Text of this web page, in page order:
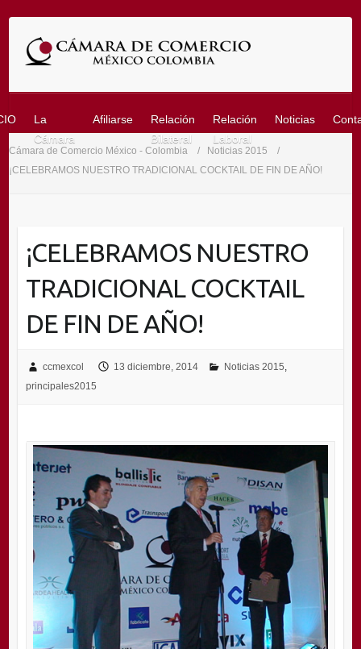
contenido
La
Cámara
Afiliarse
Relación
Bilateral
Relación
Laboral
Noticias
Cámara de Comercio México - Colombia
Noticias 2015
¡CELEBRAMOS NUESTRO TRADICIONAL COCKTAIL DE FIN DE AÑO!
¡CELEBRAMOS NUESTRO
TRADICIONAL COCKTAIL
DE FIN DE AÑO!
ccmexcol 13 diciembre, 2014 Noticias 2015
principales2015